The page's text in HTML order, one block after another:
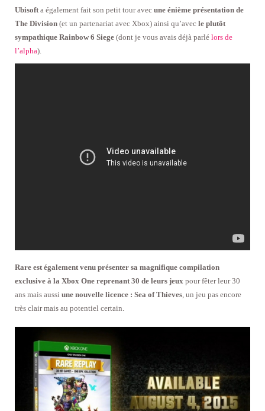
Ubisofta également fait son petit tour avec une énième présentation de
The Division (et un partenariat avec Xbox) ainsi qu’avec le plutôt
sympathique Rainbow 6 Siege (dont je vous avais déjà parlé lors de
l’alpha).
Rare est également venu présenter sa magnifique compilation
exclusive à la Xbox One reprenant 30 de leurs jeux pour fêter leur 30
ans mais aussi une nouvelle licence : Sea of Thieves, un jeu pas encore
très clair mais au potentiel certain.